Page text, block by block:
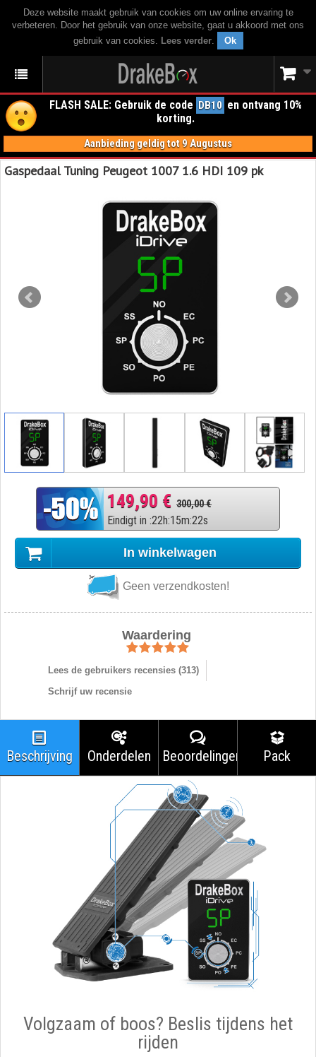
Deze website maakt gebruik van cookies om uw online ervaring te
verbeteren. Door het gebruik van onze website, gaat u akkoord met ons
gebruik van cookies. Lees verder. Ok
FLASH SALE: Gebruik de code DB10 en ontvang 10%
korting.
Aanbieding geldig tot 9 Augustus
Gaspedaal Tuning Peugeot 1007 1.6 HDI 109 pk
149,90 € 300,00 €
Eindigt in :22h:15m:21s
In winkelwagen
Geen verzendkosten!
Waardering
Lees de gebruikers recensies (313)
Schrijf uw recensie
Beschrijving Onderdelen Beoordelingen Pack
Volgzaam of boos? Beslis tijdens het
rijden